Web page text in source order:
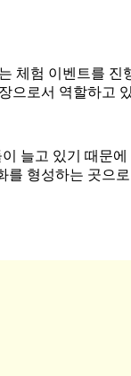
험 이벤트를
으로서 역할하고
늘고 있기 때문
형성하는 곳으